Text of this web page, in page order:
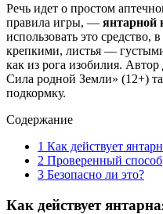
Речь идет о простом
правила игры, — янтарной
использовать это средство,
крепкими, листья —
как из рога изобилия.
Сила родной Земли» (12+)
подкормку.
Содержание
1 Как действует
2 Проверенный способ
3 Безопасно ли это?
Как действует